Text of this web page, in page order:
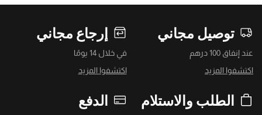
توصيل مجاني
عند إنفاق 100 درهم
اكتشفوا المزيد
إرجاع مجاني
في خلال 14 يومًا
اكتشفوا المزيد
الطلب والاستلام الدفع